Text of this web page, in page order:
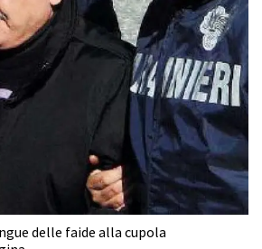
delle faide alla cupola